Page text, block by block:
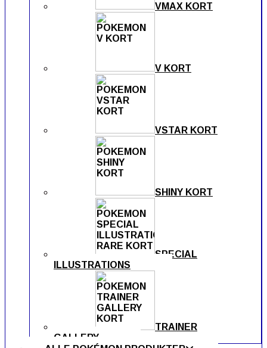
VMAX KORT
V KORT
VSTAR KORT
SHINY KORT
SPECIAL
ILLUSTRATIONS
TRAINER
GALLERY